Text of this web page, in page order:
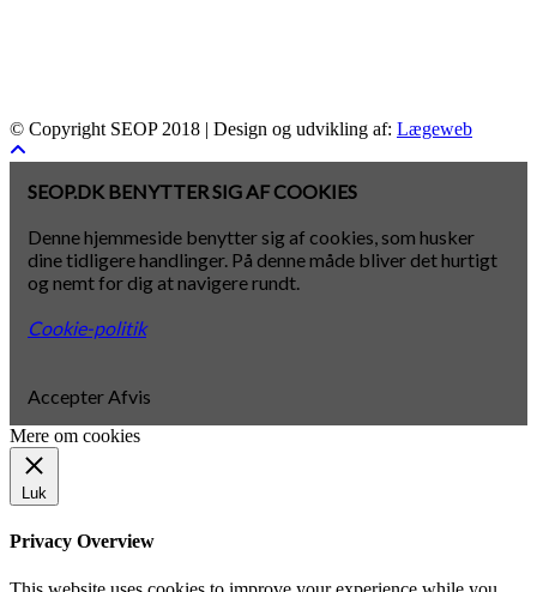
© Copyright SEOP 2018 | Design og udvikling af: Lægeweb
SEOP.DK BENYTTER SIG AF COOKIES
Denne hjemmeside benytter sig af cookies, som husker
dine tidligere handlinger. På denne måde bliver det hurtigt
og nemt for dig at navigere rundt.
Cookie-politik
AccepterAfvis
Mere om cookies
Luk
Privacy Overview